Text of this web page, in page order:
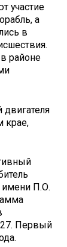
участие
а
в
районе
крае,
имени П.О.
27. Первый